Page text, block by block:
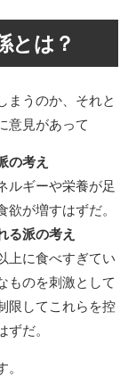
とは？
まうのか、それと
意見があって
の考え
ルギーや栄養が足
が増すはずだ。
る派の考え
上に食べすぎてい
ものを刺激として
限してこれらを控
だ。